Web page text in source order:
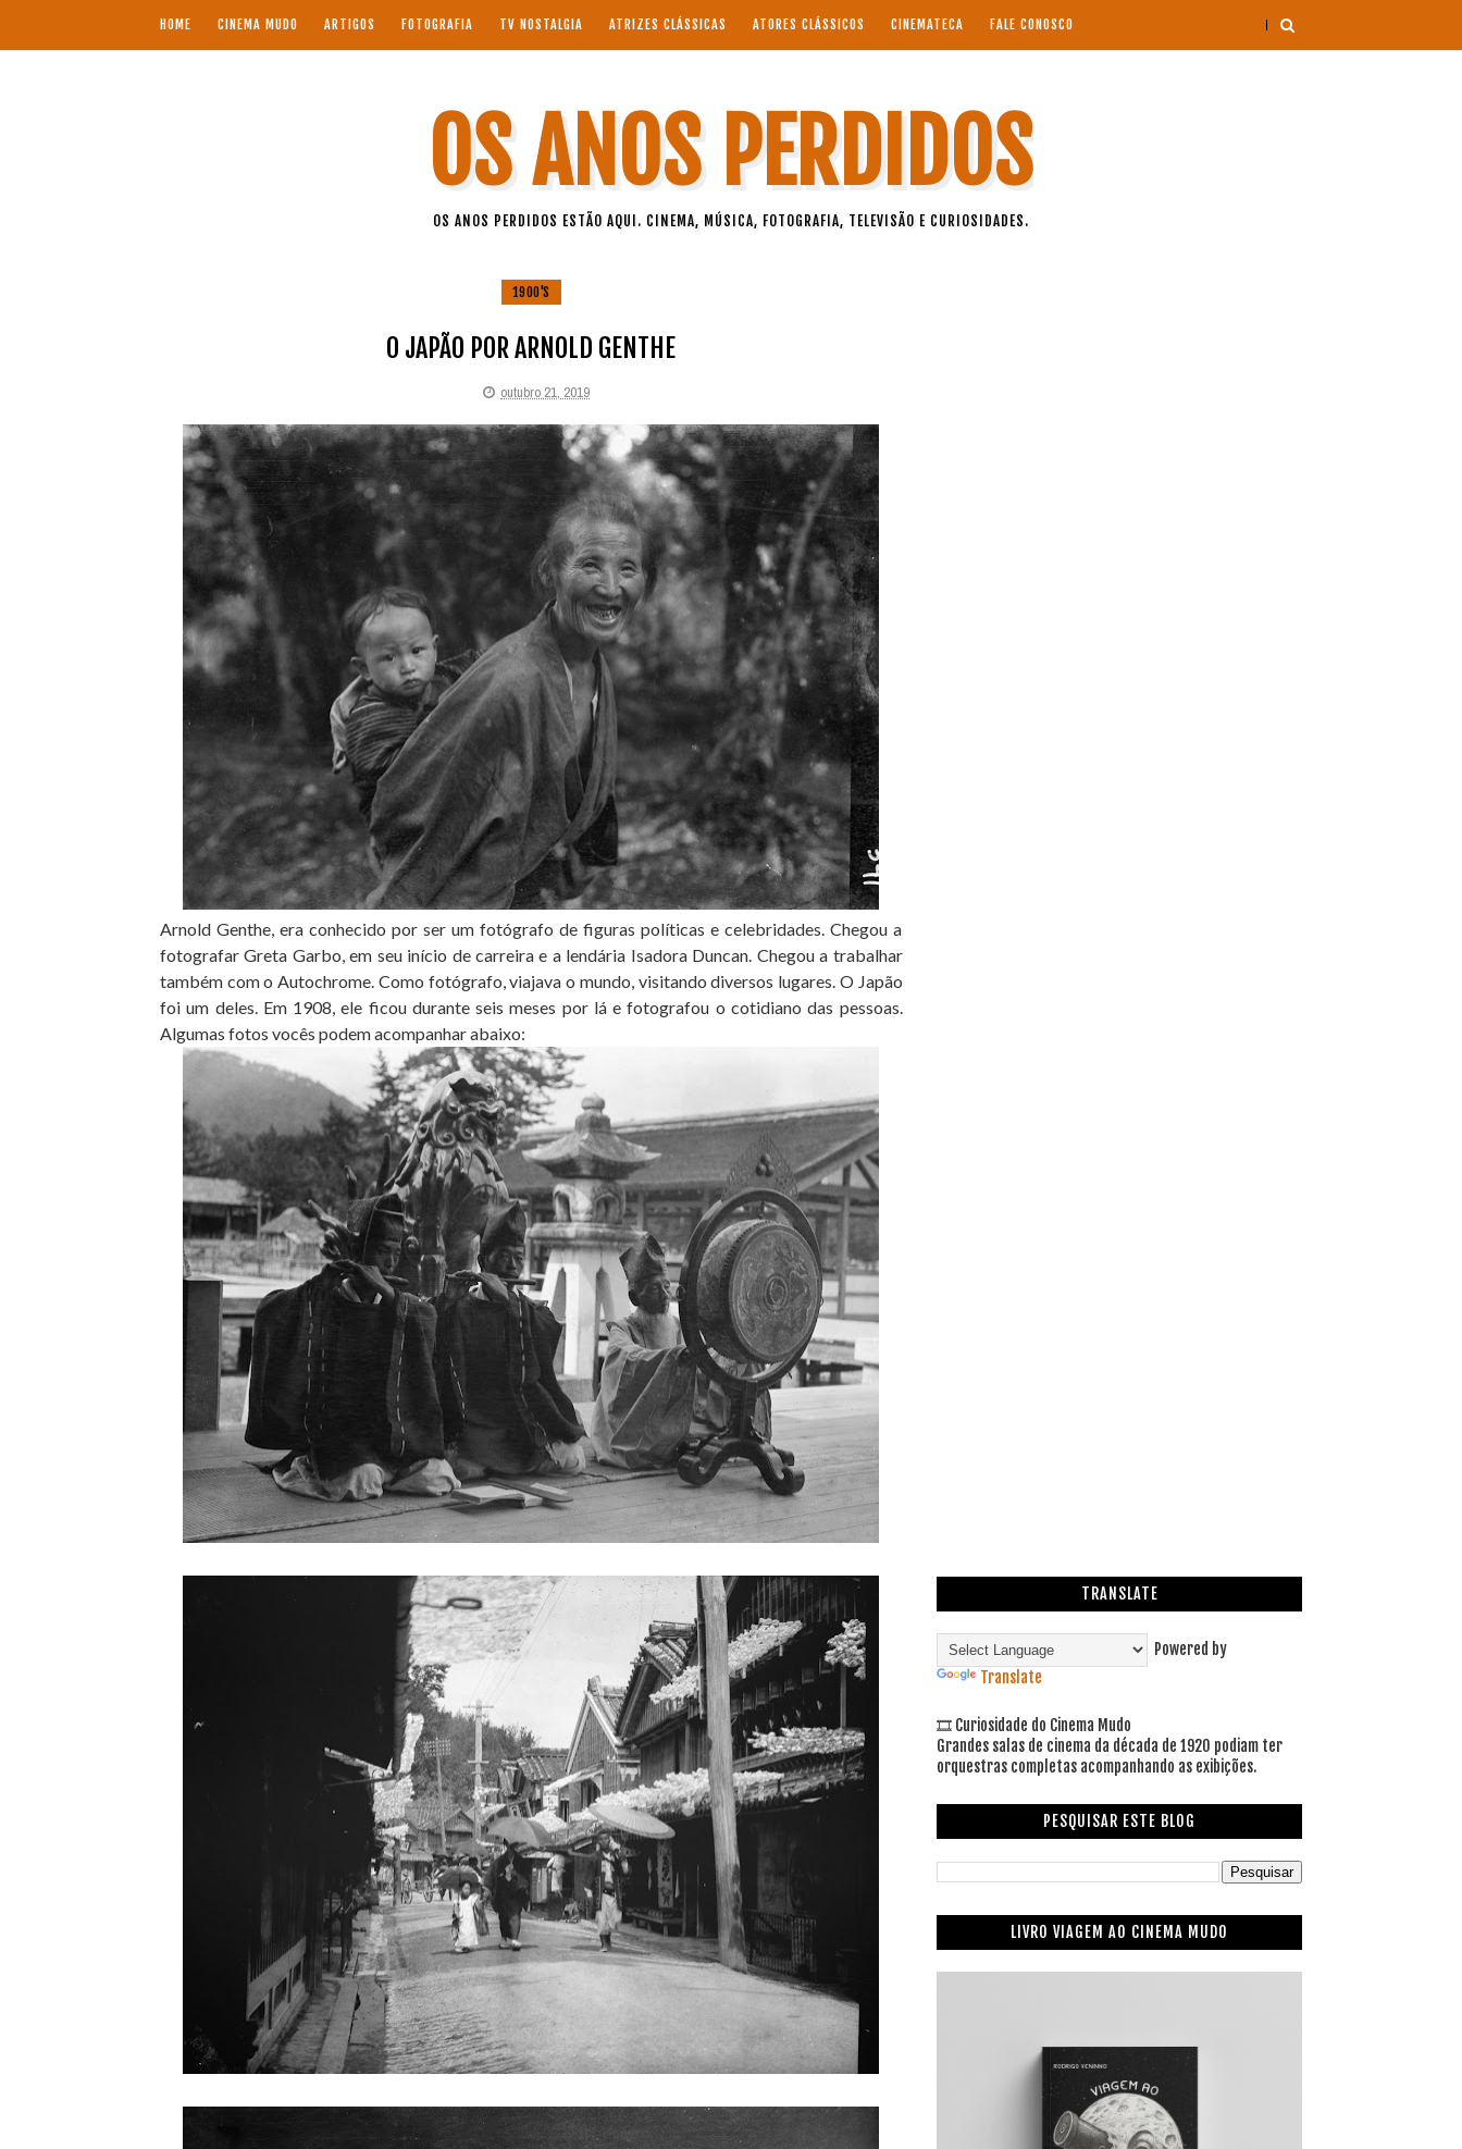
HOME CINEMA MUDO ARTIGOS FOTOGRAFIA TV NOSTALGIA ATRIZES CLÁSSICAS ATORES CLÁSSICOS CINEMATECA FALE CONOSCO
OS ANOS PERDIDOS
OS ANOS PERDIDOS ESTÃO AQUI. CINEMA, MÚSICA, FOTOGRAFIA, TELEVISÃO E CURIOSIDADES.
1900'S
O JAPÃO POR ARNOLD GENTHE
outubro 21, 2019
Arnold Genthe, era conhecido por ser um fotógrafo de figuras políticas e celebridades. Chegou a
fotografar Greta Garbo, em seu início de carreira e a lendária Isadora Duncan. Chegou a trabalhar
também com o Autochrome. Como fotógrafo, viajava o mundo, visitando diversos lugares. O Japão
foi um deles. Em 1908, ele ficou durante seis meses por lá e fotografou o cotidiano das pessoas.
Algumas fotos vocês podem acompanhar abaixo:
TRANSLATE
Powered by
Translate
🎞 Curiosidade do Cinema Mudo
Grandes salas de cinema da década de 1920 podiam ter
orquestras completas acompanhando as exibições.
PESQUISAR ESTE BLOG
LIVRO VIAGEM AO CINEMA MUDO